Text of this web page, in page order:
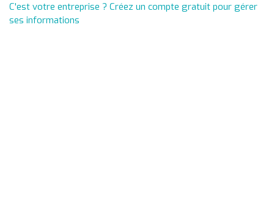
C'est votre entreprise ? Créez un compte gratuit pour gérer
ses informations